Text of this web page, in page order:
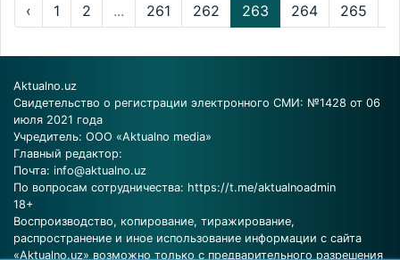
‹ 1 2 ... 261 262 263 264 265
Aktualno.uz
Свидетельство о регистрации электронного СМИ: №1428 от 06
июля 2021 года
Учредитель: ООО «Aktualno media»
Главный редактор:
Почта: info@aktualno.uz
По вопросам сотрудничества: https://t.me/aktualnoadmin
18+
Воспроизводство, копирование, тиражирование,
распространение и иное использование информации с сайта
«Aktualno.uz» возможно только с предварительного разрешения